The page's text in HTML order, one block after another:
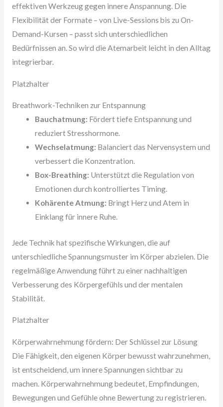
effektiven Werkzeug gegen innere Anspannung. Die
Flexibilität der Formate – von Live-Sessions bis zu On-
Demand-Kursen – passt sich unterschiedlichen
Bedürfnissen an. So wird die Atemarbeit leicht in den Alltag
integrierbar.
Platzhalter
Breathwork-Techniken zur Entspannung
Bauchatmung: Fördert tiefe Entspannung und
reduziert Stresshormone.
Wechselatmung: Balanciert das Nervensystem und
verbessert die Konzentration.
Box-Breathing: Unterstützt die Regulation von
Emotionen durch kontrolliertes Timing.
Kohärente Atmung: Bringt Herz und Atem in
Einklang für innere Ruhe.
Jede Technik hat spezifische Wirkungen, die auf
unterschiedliche Spannungsmuster im Körper abzielen. Die
regelmäßige Anwendung führt zu einer nachhaltigen
Verbesserung des Körpergefühls und der mentalen
Stabilität.
Platzhalter
Körperwahrnehmung fördern: Der Schlüssel zur Lösung
Die Fähigkeit, den eigenen Körper bewusst wahrzunehmen,
ist entscheidend, um innere Spannungen sichtbar zu
machen. Körperwahrnehmung bedeutet, Empfindungen,
Bewegungen und Gefühle ohne Bewertung zu registrieren.